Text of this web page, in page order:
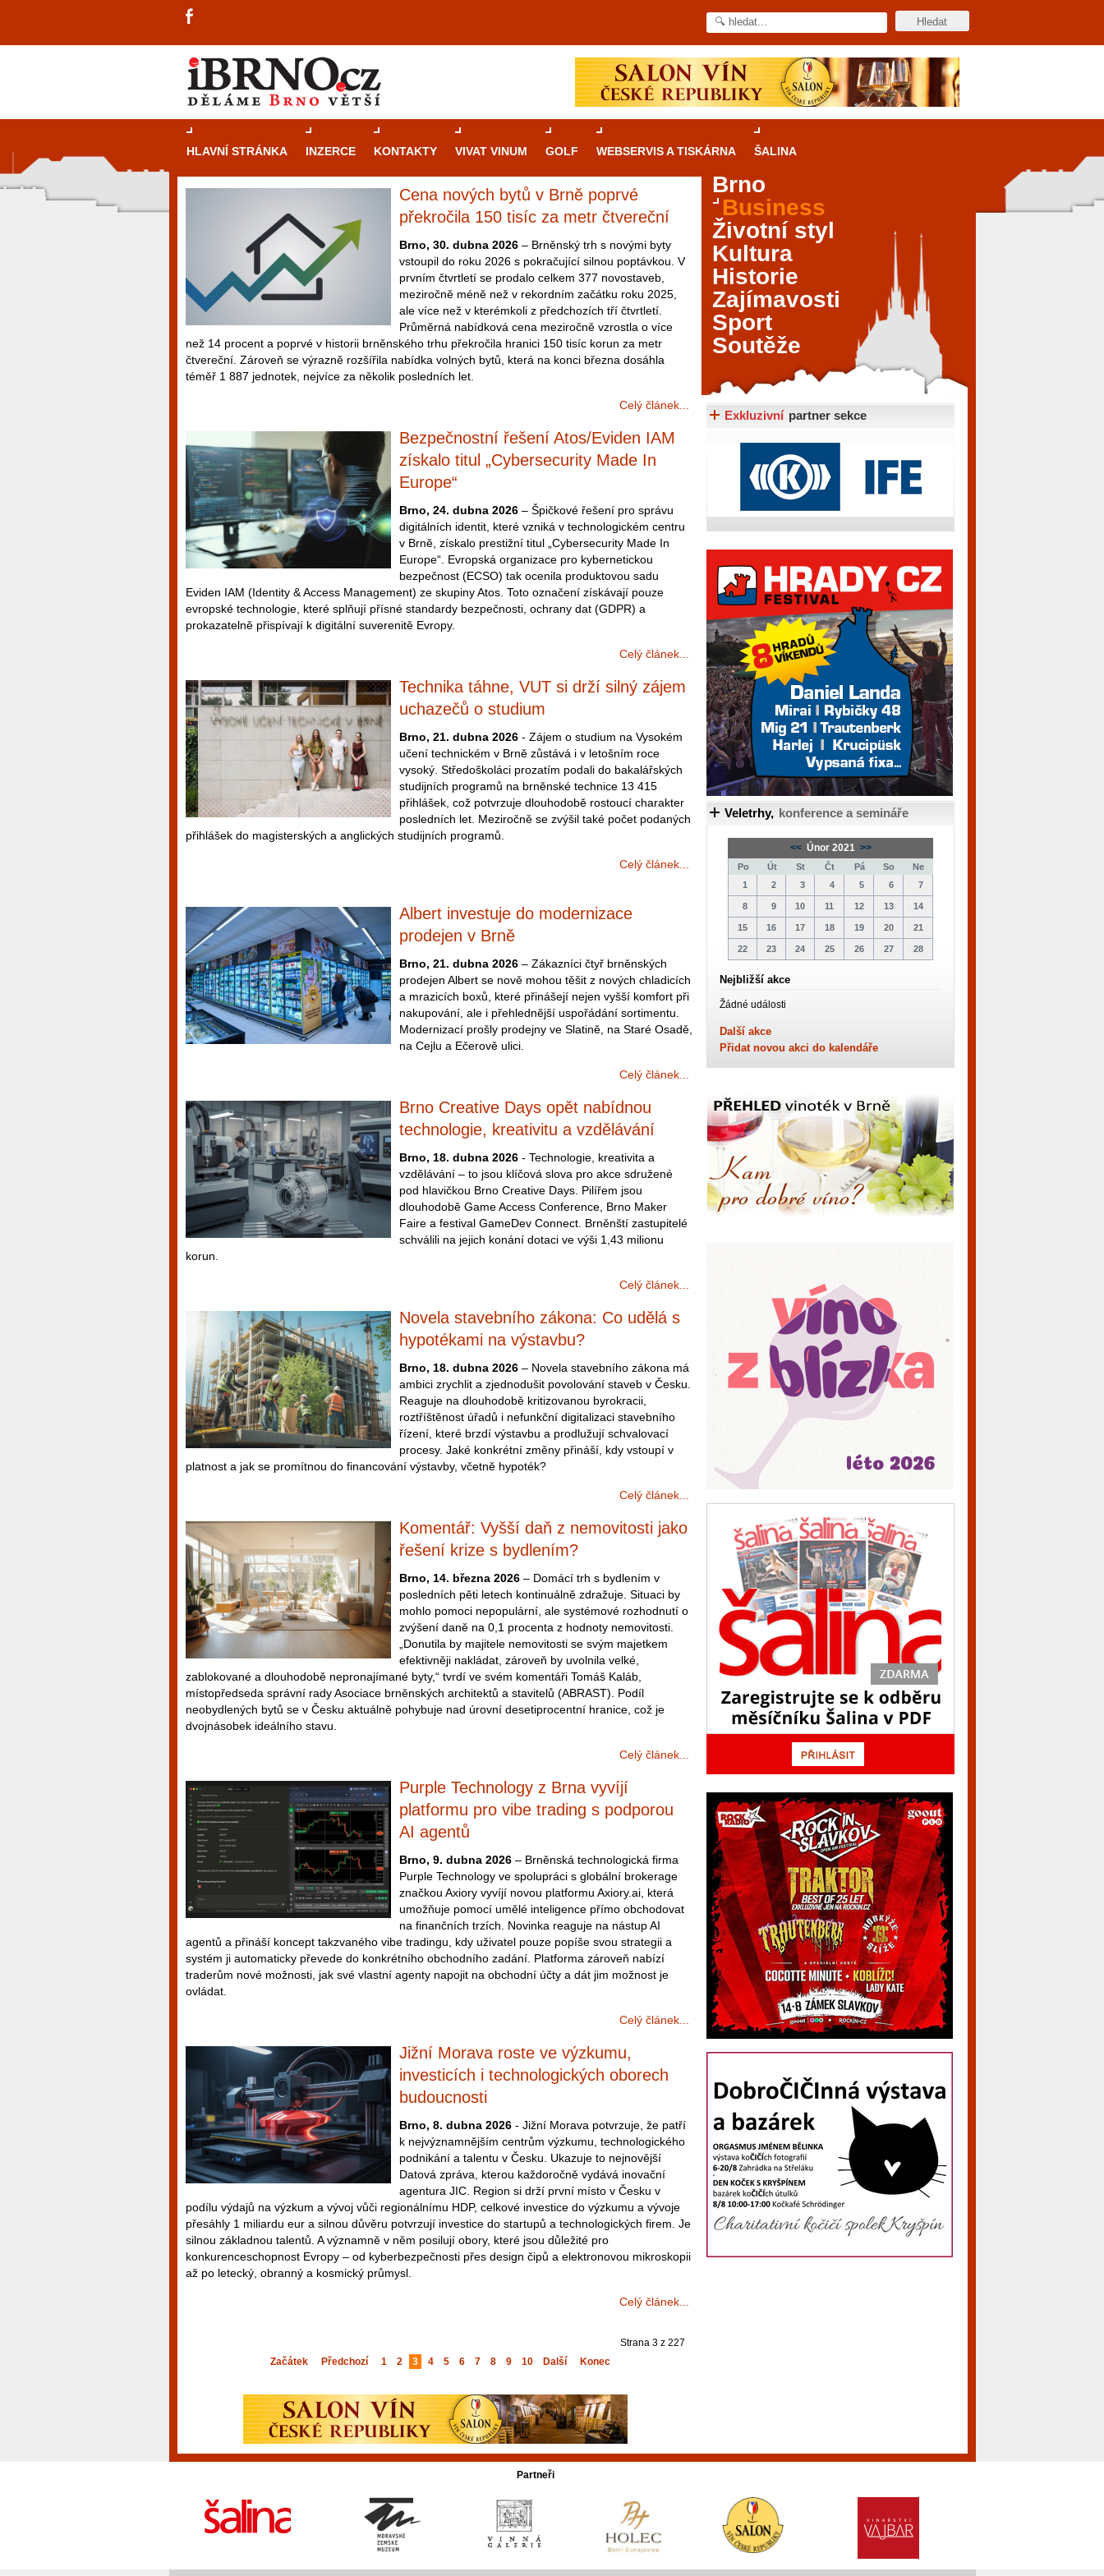
HLAVNÍ STRÁNKA INZERCE KONTAKTY VIVAT VINUM GOLF WEBSERVIS A TISKÁRNA ŠALINA
Cena nových bytů v Brně poprvé
překročila 150 tisíc za metr čtvereční
Brno, 30. dubna 2026 – Brněnský trh s novými byty
vstoupil do roku 2026 s pokračující silnou poptávkou. V
prvním čtvrtletí se prodalo celkem 377 novostaveb,
meziročně méně než v rekordním začátku roku 2025,
ale více než v kterémkoli z předchozích tří čtvrtletí.
Průměrná nabídková cena meziročně vzrostla o více
než 14 procent a poprvé v historii brněnského trhu překročila hranici 150 tisíc korun za metr
čtvereční. Zároveň se výrazně rozšířila nabídka volných bytů, která na konci března dosáhla
téměř 1 887 jednotek, nejvíce za několik posledních let.
Celý článek...
Bezpečnostní řešení Atos/Eviden IAM
získalo titul „Cybersecurity Made In
Europe“
Brno, 24. dubna 2026 – Špičkové řešení pro správu
digitálních identit, které vzniká v technologickém centru
v Brně, získalo prestižní titul „Cybersecurity Made In
Europe“. Evropská organizace pro kybernetickou
bezpečnost (ECSO) tak ocenila produktovou sadu
Eviden IAM (Identity & Access Management) ze skupiny Atos. Toto označení získávají pouze
evropské technologie, které splňují přísné standardy bezpečnosti, ochrany dat (GDPR) a
prokazatelně přispívají k digitální suverenitě Evropy.
Celý článek...
Technika táhne, VUT si drží silný zájem
uchazečů o studium
Brno, 21. dubna 2026 - Zájem o studium na Vysokém
učení technickém v Brně zůstává i v letošním roce
vysoký. Středoškoláci prozatím podali do bakalářských
studijních programů na brněnské technice 13 415
přihlášek, což potvrzuje dlouhodobě rostoucí charakter
posledních let. Meziročně se zvýšil také počet podaných
přihlášek do magisterských a anglických studijních programů.
Celý článek...
Albert investuje do modernizace
prodejen v Brně
Brno, 21. dubna 2026 – Zákazníci čtyř brněnských
prodejen Albert se nově mohou těšit z nových chladicích
a mrazicích boxů, které přinášejí nejen vyšší komfort při
nakupování, ale i přehlednější uspořádání sortimentu.
Modernizací prošly prodejny ve Slatině, na Staré Osadě,
na Cejlu a Ečerově ulici.
Celý článek...
Brno Creative Days opět nabídnou
technologie, kreativitu a vzdělávání
Brno, 18. dubna 2026 - Technologie, kreativita a
vzdělávání – to jsou klíčová slova pro akce sdružené
pod hlavičkou Brno Creative Days. Pilířem jsou
dlouhodobě Game Access Conference, Brno Maker
Faire a festival GameDev Connect. Brněnští zastupitelé
schválili na jejich konání dotaci ve výši 1,43 milionu
korun.
Celý článek...
Novela stavebního zákona: Co udělá s
hypotékami na výstavbu?
Brno, 18. dubna 2026 – Novela stavebního zákona má
ambici zrychlit a zjednodušit povolování staveb v Česku.
Reaguje na dlouhodobě kritizovanou byrokracii,
roztříštěnost úřadů i nefunkční digitalizaci stavebního
řízení, které brzdí výstavbu a prodlužují schvalovací
procesy. Jaké konkrétní změny přináší, kdy vstoupí v
platnost a jak se promítnou do financování výstavby, včetně hypoték?
Celý článek...
Komentář: Vyšší daň z nemovitosti jako
řešení krize s bydlením?
Brno, 14. března 2026 – Domácí trh s bydlením v
posledních pěti letech kontinuálně zdražuje. Situaci by
mohlo pomoci nepopulární, ale systémové rozhodnutí o
zvýšení daně na 0,1 procenta z hodnoty nemovitosti.
„Donutila by majitele nemovitosti se svým majetkem
efektivněji nakládat, zároveň by uvolnila velké,
zablokované a dlouhodobě nepronajímané byty,“ tvrdí ve svém komentáři Tomáš Kaláb,
místopředseda správní rady Asociace brněnských architektů a stavitelů (ABRAST). Podíl
neobydlených bytů se v Česku aktuálně pohybuje nad úrovní desetiprocentní hranice, což je
dvojnásobek ideálního stavu.
Celý článek...
Purple Technology z Brna vyvíjí
platformu pro vibe trading s podporou
AI agentů
Brno, 9. dubna 2026 – Brněnská technologická firma
Purple Technology ve spolupráci s globální brokerage
značkou Axiory vyvíjí novou platformu Axiory.ai, která
umožňuje pomocí umělé inteligence přímo obchodovat
na finančních trzích. Novinka reaguje na nástup AI
agentů a přináší koncept takzvaného vibe tradingu, kdy uživatel pouze popíše svou strategii a
systém ji automaticky převede do konkrétního obchodního zadání. Platforma zároveň nabízí
traderům nové možnosti, jak své vlastní agenty napojit na obchodní účty a dát jim možnost je
ovládat.
Celý článek...
Jižní Morava roste ve výzkumu,
investicích i technologických oborech
budoucnosti
Brno, 8. dubna 2026 - Jižní Morava potvrzuje, že patří
k nejvýznamnějším centrům výzkumu, technologického
podnikání a talentu v Česku. Ukazuje to nejnovější
Datová zpráva, kterou každoročně vydává inovační
agentura JIC. Region si drží první místo v Česku v
podílu výdajů na výzkum a vývoj vůči regionálnímu HDP, celkové investice do výzkumu a vývoje
přesáhly 1 miliardu eur a silnou důvěru potvrzují investice do startupů a technologických firem. Je
silnou základnou talentů. A významně v něm posilují obory, které jsou důležité pro
konkurenceschopnost Evropy – od kyberbezpečnosti přes design čipů a elektronovou mikroskopii
až po letecký, obranný a kosmický průmysl.
Celý článek...
Strana 3 z 227
Začátek
Předchozí 1 2 3 4 5 6 7 8 9 10 Další Konec
Průvodce kasinovými hrami v Brně: Od
Brno je městem známým pro zajímavé památky, skvělé
restaurace, divadla a univerzity. Mimo jiné je ale také
místem, kde si můžete legálně a bezpečně vyzkoušet
různé kasinové hry. V neustále kvetoucí moravské
metropoli naleznete širokou nabídku her od klasické
rulety až po moderní automaty jak pro pravidelné
návštěvníky, tak pro příležitostné hráče. V...
Brno
Business
Životní styl
Kultura
Historie
Zajímavosti
Sport
Soutěže
Exkluzivní partner sekce
Veletrhy, konference a semináře
<< Únor 2021 >>
Po Út St Čt Pá So
Ne
1
2 3 4 5 6 7
8 9 10 11 12 13 14
15 16 17 18 19 20 21
22 23 24 25 26 27 28
Nejbližší akce
Žádné události
Další akce
Přidat novou akci do kalendáře
Partneři